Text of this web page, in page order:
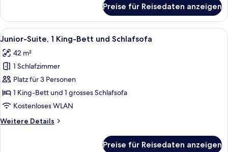
Zimmer,
1 King-
Bett
Schlafsofa
Preise für Reisedaten anzeigen
Alle
Fotos
für
Junior-
Suite,
1 King-
Bett
Schlafsofa
Ein Hotelzimmer mit einem großen
5
Junior-Suite, 1 King-Bett und Schlafsofa
42 m²
1 Schlafzimmer
Platz für 3 Personen
1 King-Bett und 1 grosses Schlafsofa
Kostenloses WLAN
Weitere Details
Weitere
Preise für Reisedaten anzeigen